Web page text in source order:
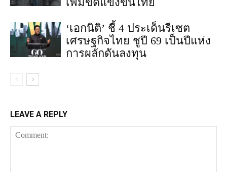
‘เอกนิติ’ ชี้ 4 ประเด็นรีเซต
เศรษฐกิจไทย ชูปี 69 เป็นปีแห่ง
การผลักดันลงทุน
LEAVE A REPLY